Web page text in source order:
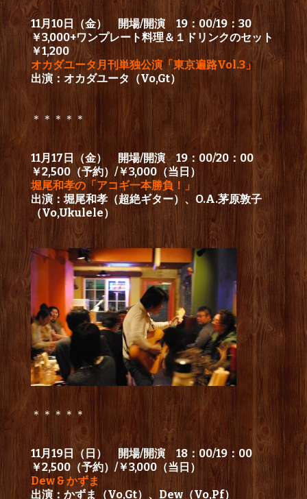
11月10日（金） 開場/開演 19：00/19：30
￥3,000+ワンプレート料理＆１ドリンクのセット
￥1,200
オカダユータ月刊単独公演「東京遍路Vol.3」
出演：オカダユータ（Vo,Gt）
＊＊＊＊＊
11月17日（金） 開場/開演 19：00/20：00
￥2,500（予約）/￥3,000（当日）
堀尾和孝の「アコギ一本勝負！」
出演：堀尾和孝（超絶ギター）、O.A.茅原敦子
（Vo,Ukulele）
＊＊＊＊＊
11月19日（日） 開場/開演 18：00/19：00
￥2,500（予約）/￥3,000（当日）
Dew & かずま
出演：かずま（Vo,Gt）、Dew（Vo,Pf）